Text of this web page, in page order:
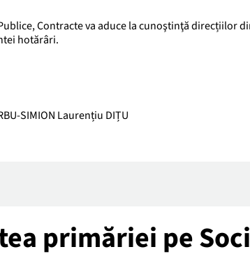
Contracte va aduce la cunoştinţă direcțiilor
hotărâri.
SIMION Laurențiu DIȚU
primăriei pe